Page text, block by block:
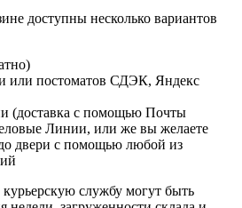
доступны несколько вариантов
или постоматов СДЭК, Яндекс
(доставка с помощью Почты
Линии, или же вы желаете
до двери с помощью любой из
курьерскую службу могут быть